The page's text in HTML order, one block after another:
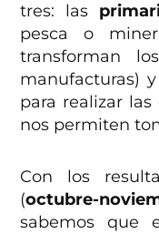
tres: las
pesca o
transforman
manufacturas)
para realizar
nos permiten
Con los
(octubre-
sabemos que